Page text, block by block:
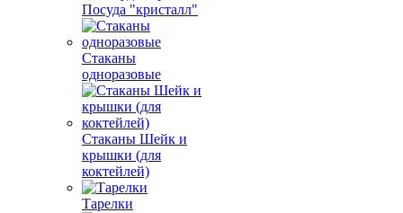
Посуда "кристалл"
Стаканы
одноразовые
Стаканы Шейк и
крышки (для
коктейлей)
Тарелки